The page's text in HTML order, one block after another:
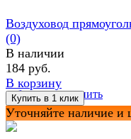
избранное сравнить
Воздуховод
(0)
В наличии
184 руб.
В корзину
Уточняйте наличие и